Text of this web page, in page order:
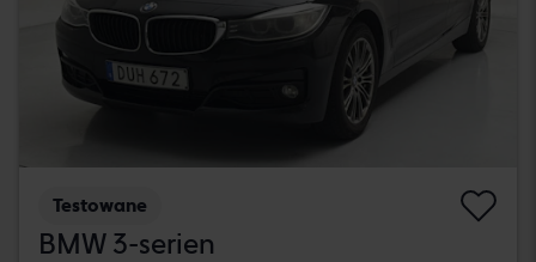
Testowane
BMW 3-serien